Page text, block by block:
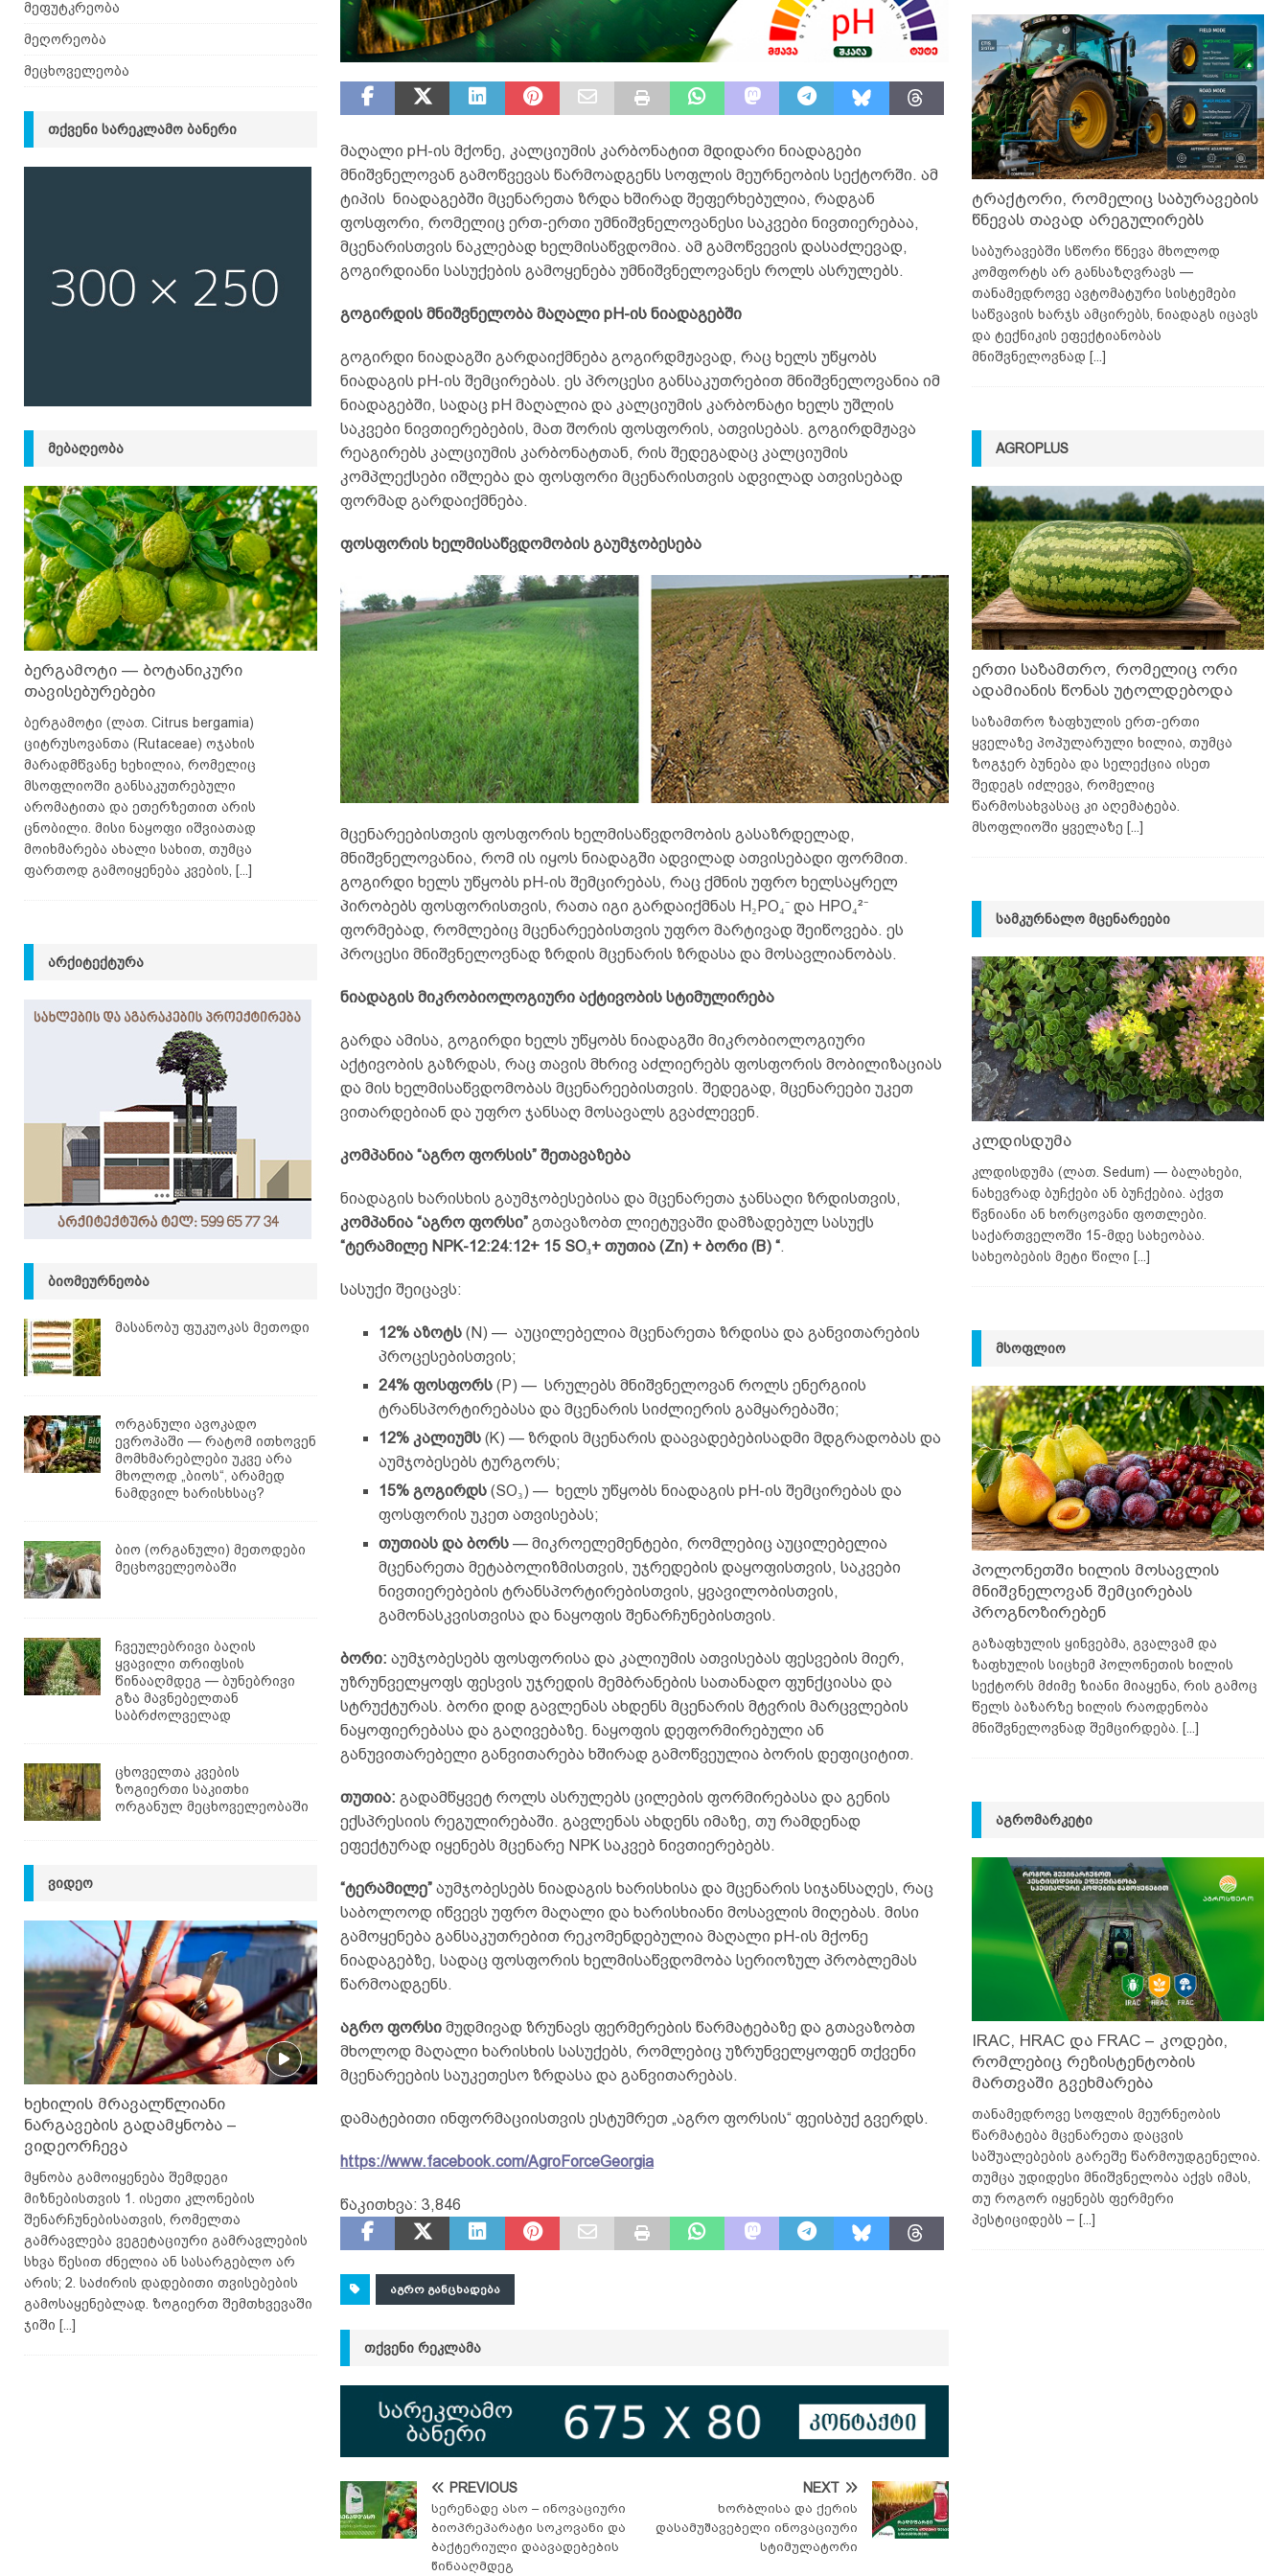
მაღალი pH-ის მქონე, კალციუმის კარბონატით მდიდარი ნიადაგები
მნიშვნელოვან გამოწვევას წარმოადგენს სოფლის მეურნეობის სექტორში. ამ
ტიპის ნიადაგებში მცენარეთა ზრდა ხშირად შეფერხებულია, რადგან
ფოსფორი, რომელიც ერთ-ერთი უმნიშვნელოვანესი საკვები ნივთიერებაა,
მცენარისთვის ნაკლებად ხელმისაწვდომია. ამ გამოწვევის დასაძლევად,
გოგირდიანი სასუქების გამოყენება უმნიშვნელოვანეს როლს ასრულებს.
გოგირდის მნიშვნელობა მაღალი pH-ის ნიადაგებში
გოგირდი ნიადაგში გარდაიქმნება გოგირდმჟავად, რაც ხელს უწყობს
ნიადაგის pH-ის შემცირებას. ეს პროცესი განსაკუთრებით მნიშვნელოვანია იმ
ნიადაგებში, სადაც pH მაღალია და კალციუმის კარბონატი ხელს უშლის
საკვები ნივთიერებების, მათ შორის ფოსფორის, ათვისებას. გოგირდმჟავა
რეაგირებს კალციუმის კარბონატთან, რის შედეგადაც კალციუმის
კომპლექსები იშლება და ფოსფორი მცენარისთვის ადვილად ათვისებად
ფორმად გარდაიქმნება.
ფოსფორის ხელმისაწვდომობის გაუმჯობესება
მცენარეებისთვის ფოსფორის ხელმისაწვდომობის გასაზრდელად,
მნიშვნელოვანია, რომ ის იყოს ნიადაგში ადვილად ათვისებადი ფორმით.
გოგირდი ხელს უწყობს pH-ის შემცირებას, რაც ქმნის უფრო ხელსაყრელ
პირობებს ფოსფორისთვის, რათა იგი გარდაიქმნას H₂PO₄⁻ და HPO₄²⁻
ფორმებად, რომლებიც მცენარეებისთვის უფრო მარტივად შეიწოვება. ეს
პროცესი მნიშვნელოვნად ზრდის მცენარის ზრდასა და მოსავლიანობას.
ნიადაგის მიკრობიოლოგიური აქტივობის სტიმულირება
გარდა ამისა, გოგირდი ხელს უწყობს ნიადაგში მიკრობიოლოგიური
აქტივობის გაზრდას, რაც თავის მხრივ აძლიერებს ფოსფორის მობილიზაციას
და მის ხელმისაწვდომობას მცენარეებისთვის. შედეგად, მცენარეები უკეთ
ვითარდებიან და უფრო ჯანსაღ მოსავალს გვაძლევენ.
კომპანია “აგრო ფორსის” შეთავაზება
ნიადაგის ხარისხის გაუმჯობესებისა და მცენარეთა ჯანსაღი ზრდისთვის,
კომპანია “აგრო ფორსი”გთავაზობთ ლიეტუვაში დამზადებულ სასუქს
“ტერამილე NPK-12:24:12+ 15 SO₃+ თუთია (Zn) + ბორი(B) “.
სასუქი შეიცავს:
12% აზოტს(N) — აუცილებელია მცენარეთა ზრდისა და განვითარების
პროცესებისთვის;
24% ფოსფორს(P) — სრულებს მნიშვნელოვან როლს ენერგიის
ტრანსპორტირებასა და მცენარის სიძლიერის გამყარებაში;
12% კალიუმს(K) — ზრდის მცენარის დაავადებებისადმი მდგრადობას და
აუმჯობესებს ტურგორს;
15% გოგირდს(SO₃) — ხელს უწყობს ნიადაგის pH-ის შემცირებას და
ფოსფორის უკეთ ათვისებას;
თუთიას და ბორს— მიკროელემენტები, რომლებიც აუცილებელია
მცენარეთა მეტაბოლიზმისთვის, უჯრედების დაყოფისთვის, საკვები
ნივთიერებების ტრანსპორტირებისთვის, ყვავილობისთვის,
გამონასკვისთვისა და ნაყოფის შენარჩუნებისთვის.
ბორი: აუმჯობესებს ფოსფორისა და კალიუმის ათვისებას ფესვების მიერ,
უზრუნველყოფს ფესვის უჯრედის მემბრანების სათანადო ფუნქციასა და
სტრუქტურას. ბორი დიდ გავლენას ახდენს მცენარის მტვრის მარცვლების
ნაყოფიერებასა და გაღივებაზე. ნაყოფის დეფორმირებული ან
განუვითარებელი განვითარება ხშირად გამოწვეულია ბორის დეფიციტით.
თუთია: გადამწყვეტ როლს ასრულებს ცილების ფორმირებასა და გენის
ექსპრესიის რეგულირებაში. გავლენას ახდენს იმაზე, თუ რამდენად
ეფექტურად იყენებს მცენარე NPK საკვებ ნივთიერებებს.
“ტერამილე”აუმჯობესებს ნიადაგის ხარისხისა და მცენარის სიჯანსაღეს, რაც
საბოლოოდ იწვევს უფრო მაღალი და ხარისხიანი მოსავლის მიღებას. მისი
გამოყენება განსაკუთრებით რეკომენდებულია მაღალი pH-ის მქონე
ნიადაგებზე, სადაც ფოსფორის ხელმისაწვდომობა სერიოზულ პრობლემას
წარმოადგენს.
აგრო ფორსიმუდმივად ზრუნავს ფერმერების წარმატებაზე და გთავაზობთ
მხოლოდ მაღალი ხარისხის სასუქებს, რომლებიც უზრუნველყოფენ თქვენი
მცენარეების საუკეთესო ზრდასა და განვითარებას.
დამატებითი ინფორმაციისთვის ესტუმრეთ „აგრო ფორსის“ ფეისბუქ გვერდს.
https://www.facebook.com/AgroForceGeorgia
წაკითხვა: 3,846
ᲐᲒᲠᲝ ᲒᲐᲜᲪᲮᲐᲓᲔᲑᲐ
ᲗᲥᲕᲔᲜᲘ ᲠᲔᲙᲚᲐᲛᲐ
PREVIOUS
სერენადე ასო – ინოვაციური
ბიოპრეპარატი სოკოვანი და
ბაქტერიული დაავადებების
წინააღმდეგ
NEXT
ხორბლისა და ქერის
დასამუშავებელი ინოვაციური
სტიმულატორი
მეფუტკრეობა
მეღორეობა
მეცხოველეობა
ᲗᲥᲕᲔᲜᲘ ᲡᲐᲠᲔᲙᲚᲐᲛᲝ ᲑᲐᲜᲔᲠᲘ
ᲛᲔᲑᲐᲦᲔᲝᲑᲐ
ბერგამოტი — ბოტანიკური
თავისებურებები
ბერგამოტი (ლათ. Citrus bergamia)
ციტრუსოვანთა (Rutaceae) ოჯახის
მარადმწვანე ხეხილია, რომელიც
მსოფლიოში განსაკუთრებული
არომატითა და ეთერზეთით არის
ცნობილი. მისი ნაყოფი იშვიათად
მოიხმარება ახალი სახით, თუმცა
ფართოდ გამოიყენება კვების,
[...]
ᲐᲠᲥᲘᲢᲔᲥᲢᲣᲠᲐ
ᲑᲘᲝᲛᲔᲣᲠᲜᲔᲝᲑᲐ
მასანობუ ფუკუოკას მეთოდი
ორგანული ავოკადო
ევროპაში — რატომ ითხოვენ
მომხმარებლები უკვე არა
მხოლოდ „ბიოს“, არამედ
ნამდვილ ხარისხსაც?
ბიო (ორგანული) მეთოდები
მეცხოველეობაში
ჩვეულებრივი ბაღის
ყვავილი თრიფსის
წინააღმდეგ — ბუნებრივი
გზა მავნებელთან
საბრძოლველად
ცხოველთა კვების
ზოგიერთი საკითხი
ორგანულ მეცხოველეობაში
ᲕᲘᲓᲔᲝ
ხეხილის მრავალწლიანი
ნარგავების გადამყნობა –
ვიდეორჩევა
მყნობა გამოიყენება შემდეგი
მიზნებისთვის 1. ისეთი კლონების
შენარჩუნებისათვის, რომელთა
გამრავლება ვეგეტაციური გამრავლების
სხვა წესით ძნელია ან სასარგებლო არ
არის; 2. საძირის დადებითი თვისებების
გამოსაყენებლად. ზოგიერთ შემთხვევაში
ჯიში [...]
ტრაქტორი, რომელიც საბურავების
წნევას თავად არეგულირებს
საბურავებში სწორი წნევა მხოლოდ
კომფორტს არ განსაზღვრავს —
თანამედროვე ავტომატური სისტემები
საწვავის ხარჯს ამცირებს, ნიადაგს იცავს
და ტექნიკის ეფექტიანობას
მნიშვნელოვნად [...]
AGROPLUS
ერთი საზამთრო, რომელიც ორი
ადამიანის წონას უტოლდებოდა
საზამთრო ზაფხულის ერთ-ერთი
ყველაზე პოპულარული ხილია, თუმცა
ზოგჯერ ბუნება და სელექცია ისეთ
შედეგს იძლევა, რომელიც
წარმოსახვასაც კი აღემატება.
მსოფლიოში ყველაზე [...]
ᲡᲐᲛᲙᲣᲠᲜᲐᲚᲝ ᲛᲪᲔᲜᲐᲠᲔᲔᲑᲘ
კლდისდუმა
კლდისდუმა (ლათ. Sedum) — ბალახები,
ნახევრად ბუჩქები ან ბუჩქებია. აქვთ
წვნიანი ან ხორცოვანი ფოთლები.
საქართველოში 15-მდე სახეობაა.
სახეობების მეტი წილი [...]
ᲛᲡᲝᲤᲚᲘᲝ
პოლონეთში ხილის მოსავლის
მნიშვნელოვან შემცირებას
პროგნოზირებენ
გაზაფხულის ყინვებმა, გვალვამ და
ზაფხულის სიცხემ პოლონეთის ხილის
სექტორს მძიმე ზიანი მიაყენა, რის გამოც
წელს ბაზარზე ხილის რაოდენობა
მნიშვნელოვნად შემცირდება. [...]
ᲐᲒᲠᲝᲛᲐᲠᲙᲔᲢᲘ
IRAC, HRAC და FRAC – კოდები,
რომლებიც რეზისტენტობის
მართვაში გვეხმარება
თანამედროვე სოფლის მეურნეობის
წარმატება მცენარეთა დაცვის
საშუალებების გარეშე წარმოუდგენელია.
თუმცა უდიდესი მნიშვნელობა აქვს იმას,
თუ როგორ იყენებს ფერმერი
პესტიციდებს – [...]